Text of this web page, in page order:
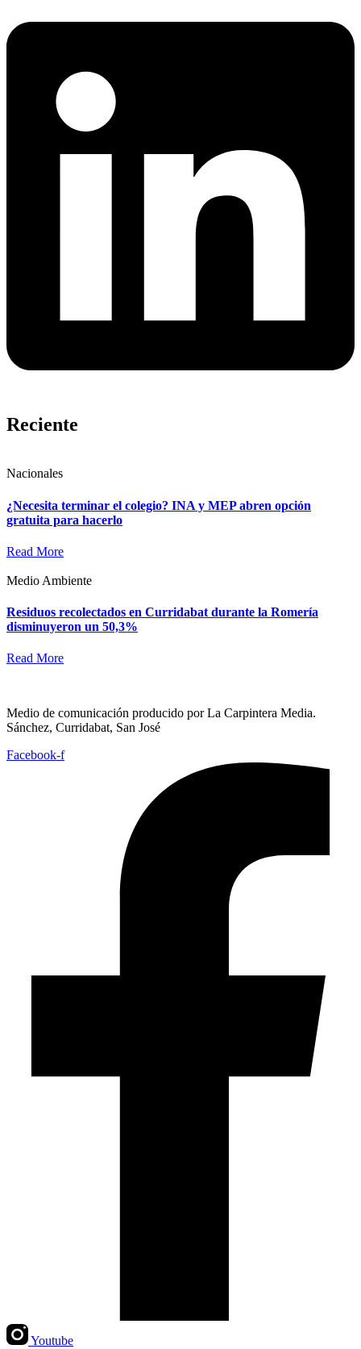
Reciente
Nacionales
¿Necesita terminar el colegio? INA y MEP abren opción
gratuita para hacerlo
Read More
Medio Ambiente
Residuos recolectados en Curridabat durante la Romería
disminuyeron un 50,3%
Read More
Medio de comunicación producido por La Carpintera Media.
Sánchez, Curridabat, San José
Facebook-f
Youtube